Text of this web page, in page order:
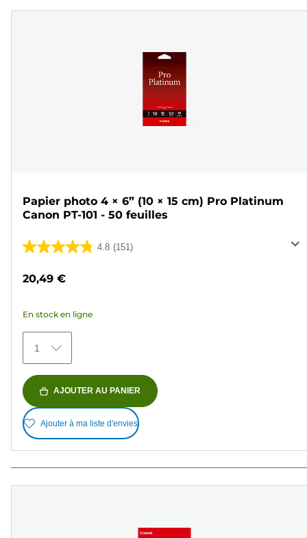
Papier photo 4 × 6” (10 × 15 cm) Pro Platinum
Canon PT-101 - 50 feuilles
4.8 (151)
4.8
151
avis
20,49 €
En stock en ligne
1
AJOUTER AU PANIER
Ajouter à ma liste d'envies